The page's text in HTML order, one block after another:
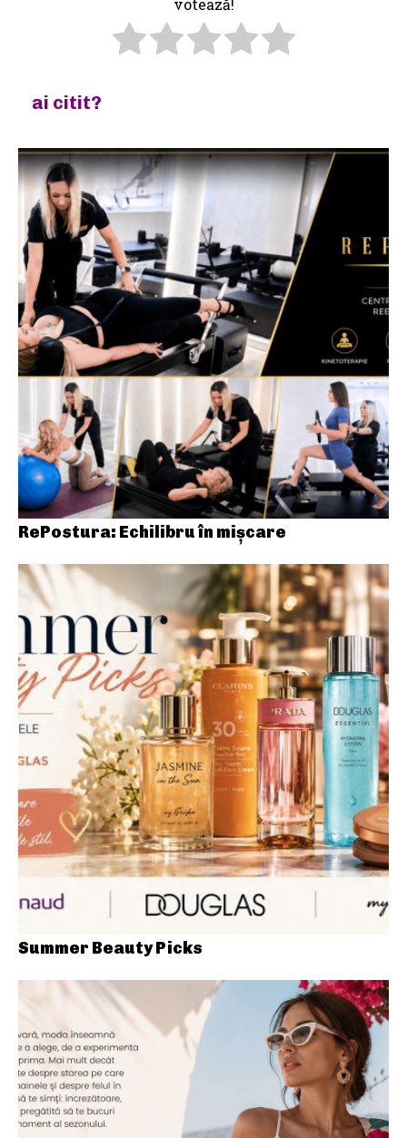
votează!
ai citit?
RePostura: Echilibru în mișcare
Summer Beauty Picks